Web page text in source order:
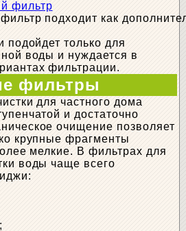
подходит как
подойдет только для
воды и нуждается в
фильтрации.
фильтры
для частного дома
и достаточно
очищение позволяет
крупные фрагменты
мелкие. В фильтрах для
воды чаще всего